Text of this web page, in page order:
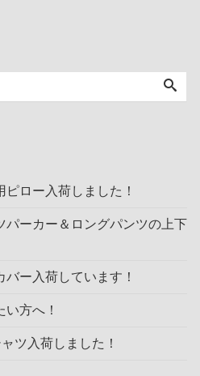
ピロー入荷しました！
パーカー＆ロングパンツの上下
バー入荷しています！
方へ！
ツ入荷しました！